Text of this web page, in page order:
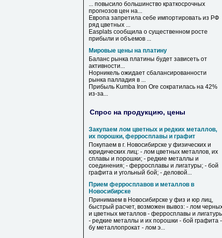
... повысило большинство краткосрочных
прогнозов цен на...
Европа запретила себе импортировать из РФ
ряд цветных ...
Easplats сообщила о существенном росте
прибыли и объемов ...
Мировые цены на платину
Баланс рынка платины будет зависеть от
активности...
Норникель ожидает сбалансированности
рынка палладия в ...
Прибыль Kumba Iron Ore сократилась на 42%
из-за...
Спрос на продукцию, цены
Закупаем лом цветных и редких металлов,
их порошки, ферросплавы и графит
Покупаем в г. Новосибирске у физических и
юридических лиц: - лом цветных металлов, их
сплавы и порошки; - редкие металлы и
соединения; - ферросплавы и лигатуры; - бой
графита и угольный бой; - деловой...
Прием ферросплавов и металлов в
Новосибирске
Принимаем в Новосибирске у физ и юр лиц,
быстрый расчет, возможен вывоз: - лом
и цветных металлов - ферросплавы и
- редкие металлы и их порошки - бой графита -
бу металлопрокат - лом э...